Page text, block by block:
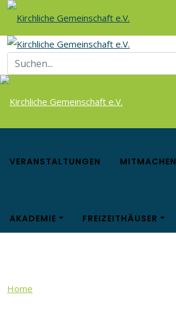
VERANSTALTUNGEN MITMACHEN
AKADEMIE FREIZEITHÄUSER
Home